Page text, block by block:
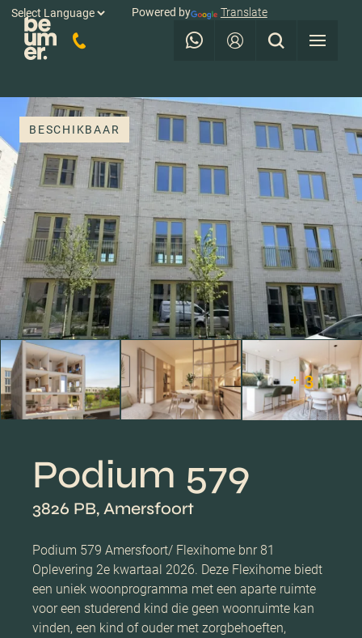
Powered by Translate
BESCHIKBAAR
+ 3
Podium 579
3826 PB, Amersfoort
Podium 579 Amersfoort/ Flexihome bnr 81
Oplevering 2e kwartaal 2026. Deze Flexihome biedt
een uniek woonprogramma met een aparte ruimte
voor een studerend kind die geen woonruimte kan
vinden, een kind of ouder met zorgbehoeften,